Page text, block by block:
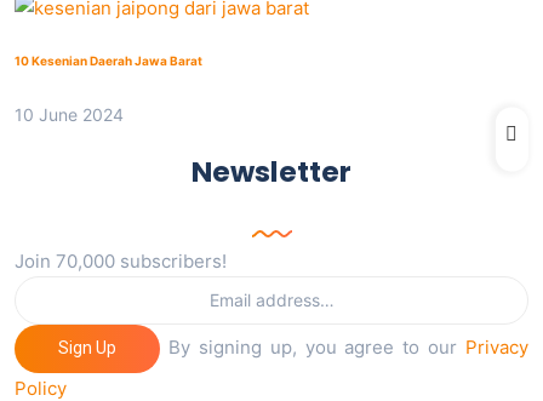
10 Kesenian Daerah Jawa Barat
10 June 2024
Newsletter
Join 70,000 subscribers!
Sign Up By signing up, you agree to our Privacy
Policy